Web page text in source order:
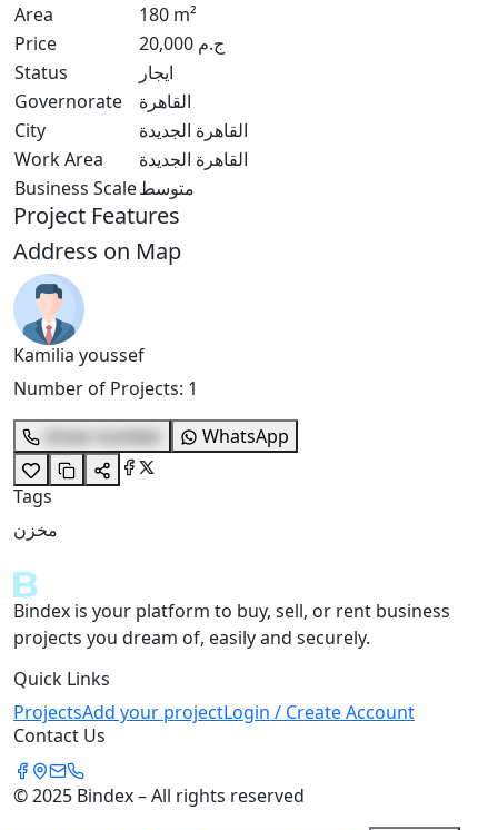
Area
180 m²
Price
20,000 ج.م
Status
ايجار
Governorate
القاهرة
City
القاهرة الجديدة
Work Area
القاهرة الجديدة
Business Scaleمتوسط
Project Features
Address on Map
Kamilia youssef
Number of Projects: 1
show number
WhatsApp
Tags
مخزن
Bindex is your platform to buy, sell, or rent business
projects you dream of, easily and securely.
Quick Links
ProjectsAdd your projectLogin / Create Account
Contact Us
© 2025 Bindex – All rights reserved